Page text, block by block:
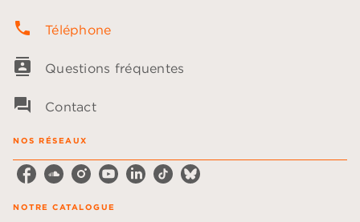
phone Téléphone
contacts Questions fréquentes
question_answer Contact
NOS RÉSEAUX
NOTRE CATALOGUE